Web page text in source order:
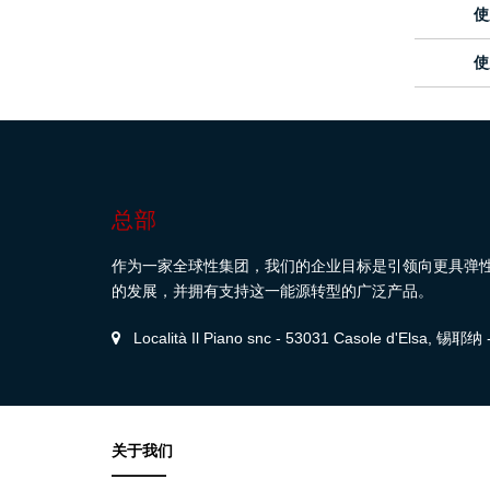
总部
作为一家全球性集团，我们的企业目标是引领向更具弹
的发展，并拥有支持这一能源转型的广泛产品。
Località Il Piano snc - 53031 Casole d'Elsa, 锡耶纳
关于我们